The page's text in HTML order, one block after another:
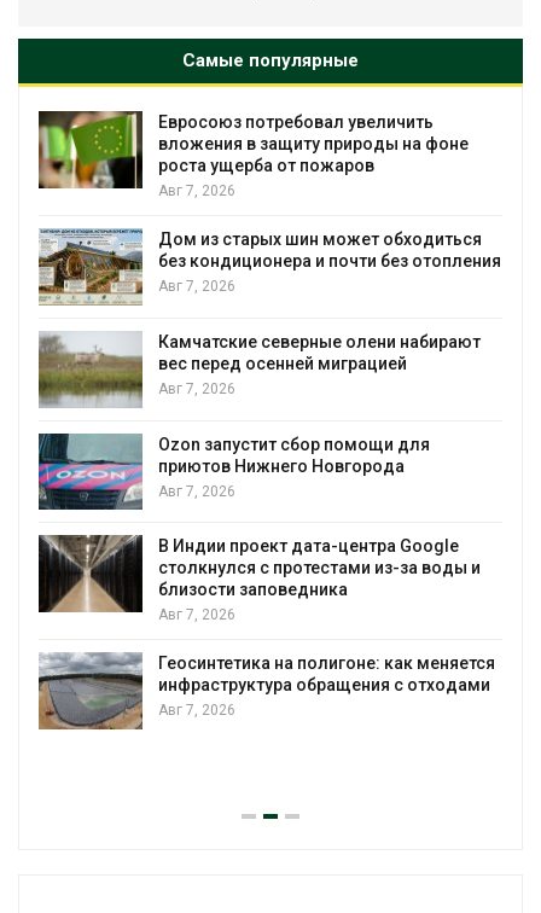
Самые популярные
Евросоюз потребовал увеличить
вложения в защиту природы на фоне
роста ущерба от пожаров
Авг 7, 2026
Дом из старых шин может обходиться
без кондиционера и почти без отопления
Авг 7, 2026
Камчатские северные олени набирают
вес перед осенней миграцией
Авг 7, 2026
Ozon запустит сбор помощи для
приютов Нижнего Новгорода
Авг 7, 2026
В Индии проект дата-центра Google
столкнулся с протестами из-за воды и
близости заповедника
Авг 7, 2026
Геосинтетика на полигоне: как меняется
инфраструктура обращения с отходами
Авг 7, 2026